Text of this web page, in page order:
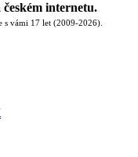
internetu.
s vámi 17 let (2009-2026).